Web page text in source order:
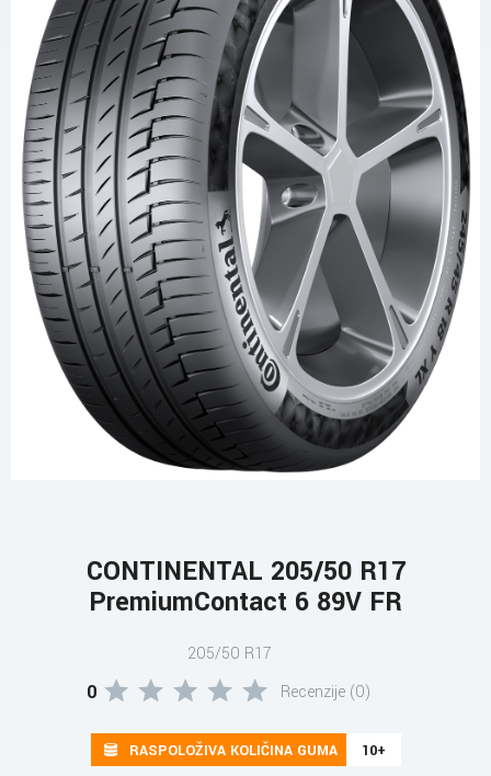
CONTINENTAL 205/50 R17
PremiumContact 6 89V FR
205/50 R17
0 Recenzije (0)
RASPOLOŽIVA KOLIČINA GUMA 10+